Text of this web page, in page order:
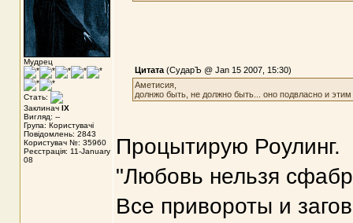
Мудрец
Стать:
Заклинач IX
Вигляд: --
Група: Користувачі
Повідомлень: 2843
Користувач №: 35960
Реєстрація: 11-January
08
Цитата (СударЪ @ Jan 15 2007, 15:30)
Аметисия,
долнжо быть, не должно быть... оно подвласно и этим
Процытирую Роулинг.
"Любовь нельзя
Все привороты и